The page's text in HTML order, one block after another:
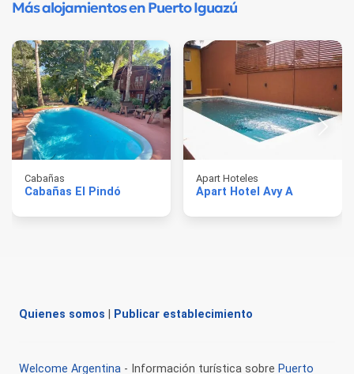
Más alojamientos en Puerto Iguazú
Cabañas
Cabañas El Pindó
Apart Hoteles
Apart Hotel Avy A
Quienes somos Publicar establecimiento
Welcome Argentina - Información turística sobre Puerto